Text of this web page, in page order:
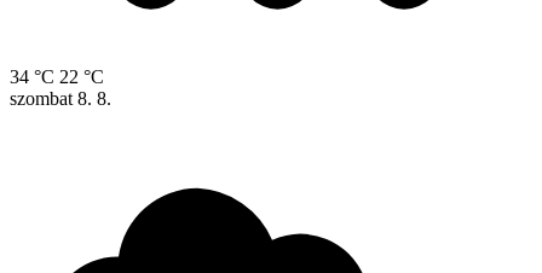
34 °C 22 °C
szombat 8. 8.